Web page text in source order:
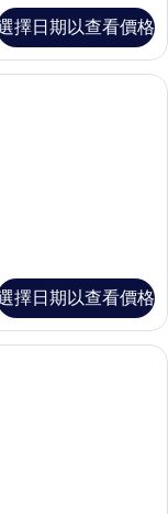
擇日期以查看價格
大雙人床, 海景 | 迷你吧
擇日期以查看價格
、筆電工作空間、遮光